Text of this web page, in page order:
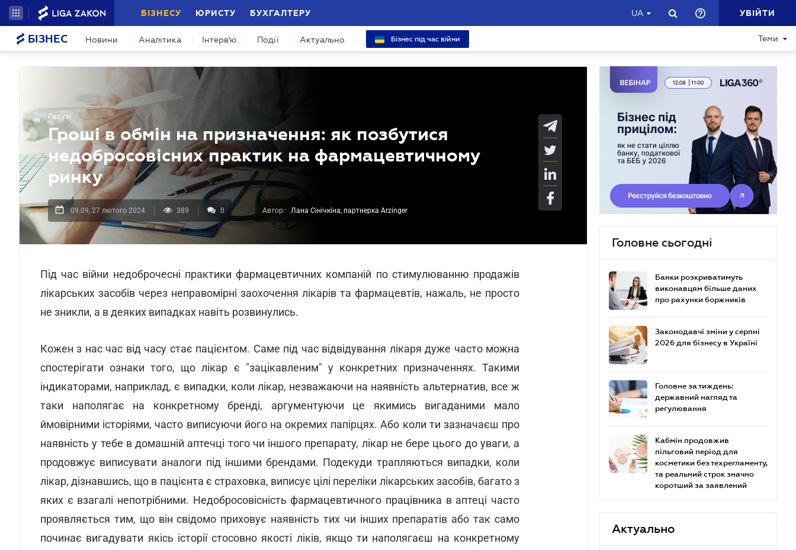
БІЗНЕСУ ЮРИСТУ БУХГАЛТЕРУ UA УВІЙТИ
БІЗНЕС Новини Аналітика Інтерв'ю Події Актуально Бізнес під час війни Теми
Галузі
Гроші в обмін на призначення: як позбутися
недобросовісних практик на фармацевтичному
ринку
09.09, 27 лютого 2024 389 0 Автор: Лана Сінічкіна, партнерка Arzinger
Під час війни недоброчесні практики фармацевтичних компаній по стимулюванню продажів
лікарських засобів через неправомірні заохочення лікарів та фармацевтів, нажаль, не просто
не зникли, а в деяких випадках навіть розвинулись.
Кожен з нас час від часу стає пацієнтом. Саме під час відвідування лікаря дуже часто можна
спостерігати ознаки того, що лікар є "зацікавленим" у конкретних призначеннях. Такими
індикаторами, наприклад, є випадки, коли лікар, незважаючи на наявність альтернатив, все ж
таки наполягає на конкретному бренді, аргументуючи це якимись вигаданими мало
ймовірними історіями, часто виписуючи його на окремих папірцях. Або коли ти зазначаєш про
наявність у тебе в домашній аптечці того чи іншого препарату, лікар не бере цього до уваги, а
продовжує виписувати аналоги під іншими брендами. Подекуди трапляються випадки, коли
лікар, дізнавшись, що в пацієнта є страховка, виписує цілі переліки лікарських засобів, багато з
яких є взагалі непотрібними. Недобросовісність фармацевтичного працівника в аптеці часто
проявляється тим, що він свідомо приховує наявність тих чи інших препаратів або так само
починає вигадувати якісь історії стосовно якості ліків, якщо ти наполягаєш на конкретному
Головне сьогодні
Банки розкриватимуть
виконавцям більше даних
про рахунки боржників
Законодавчі зміни у серпні
2026 для бізнесу в Україні
Головне за тиждень:
державний нагляд та
регулювання
Кабмін продовжив
пільговий період для
косметики без техрегламенту,
та реальний строк значно
коротший за заявлений
Актуально